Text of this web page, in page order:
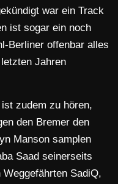
war ein Track
ist sogar ein noch
Berliner offenbar alles
Jahren
zudem zu hören,
den Bremer den
Manson samplen
Saad seinerseits
SadiQ,